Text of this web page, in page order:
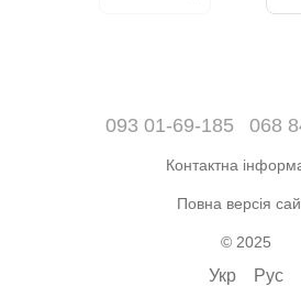
093 01-69-185 068
Контактна
Повна версія
© 2025
Укр Рус